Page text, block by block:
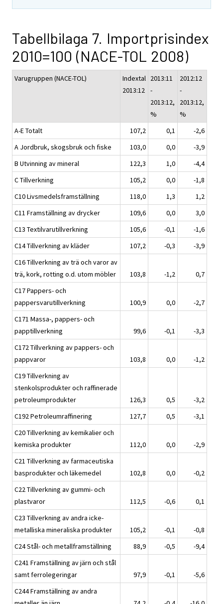
Tabellbilaga 7. Importprisindex
2010=100 (NACE-TOL 2008)
Varugruppen (NACE-TOL)
Indextal
2013:12
2013:11
-
2013:12,
%
2012:12
-
2013:12,
%
A-E Totalt
107,2 0,1
-2,6
A Jordbruk, skogsbruk och fiske
103,0 0,0
-3,9
B Utvinning av mineral
122,3 1,0
-4,4
C Tillverkning
105,2 0,0
-1,8
C10 Livsmedelsframställning
118,0 1,3
1,2
C11 Framställning av drycker
109,6 0,0
3,0
C13 Textilvarutillverkning
105,6 -0,1
-1,6
C14 Tillverkning av kläder
107,2 -0,3
-3,9
C16 Tillverkning av trä och varor av
trä, kork, rotting o.d. utom möbler
103,8 -1,2
0,7
C17 Pappers- och
pappersvarutillverkning
100,9 0,0
-2,7
C171 Massa-, pappers- och
papptillverkning
99,6 -0,1
-3,3
C172 Tillverkning av pappers- och
pappvaror
103,8 0,0
-1,2
C19 Tillverkning av
stenkolsprodukter och raffinerade
petroleumprodukter
126,3 0,5
-3,2
C192 Petroleumraffinering
127,7 0,5
-3,1
C20 Tillverkning av kemikalier och
kemiska produkter
112,0 0,0
-2,9
C21 Tillverkning av farmaceutiska
basprodukter och läkemedel
102,8 0,0
-0,2
C22 Tillverkning av gummi- och
plastvaror
112,5 -0,6
0,1
C23 Tillverkning av andra icke-
metalliska mineraliska produkter
105,2 -0,1
-0,8
C24 Stål- och metallframställning
88,9 -0,5
-9,4
C241 Framställning av järn och stål
samt ferrolegeringar
97,9 -0,1
-5,6
C244 Framställning av andra